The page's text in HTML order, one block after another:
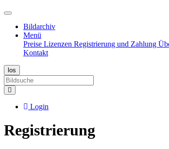
Bildarchiv
Menü
Preise Lizenzen Registrierung und Zahlung
Kontakt
Login
Registrierung